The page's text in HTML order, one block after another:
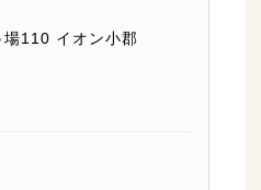
110 イオン小郡